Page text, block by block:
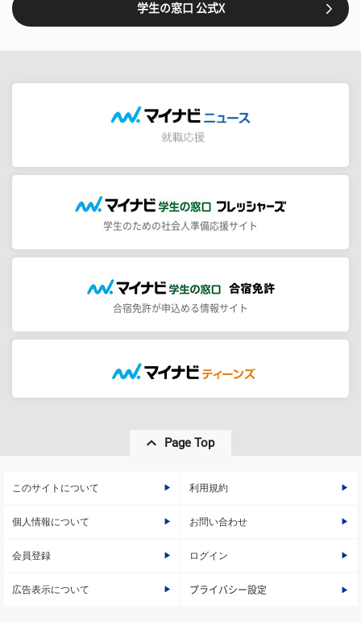
学生の窓口 公式X
学生のための社会人準備応援サイト
合宿免許が申込める情報サイト
Page Top
このサイトについて 利用規約
個人情報について お問い合わせ
会員登録 ログイン
広告表示について プライバシー設定